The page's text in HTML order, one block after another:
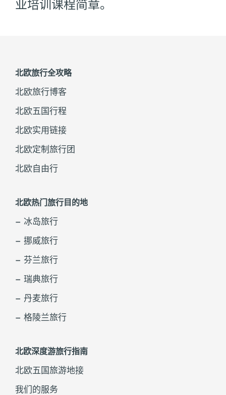
业培训课程简章。
北欧旅行全攻略
北欧旅行博客
北欧五国行程
北欧实用链接
北欧定制旅行团
北欧自由行
北欧热门旅行目的地
– 冰岛旅行
– 挪威旅行
– 芬兰旅行
– 瑞典旅行
– 丹麦旅行
– 格陵兰旅行
北欧深度游旅行指南
北欧五国旅游地接
我们的服务